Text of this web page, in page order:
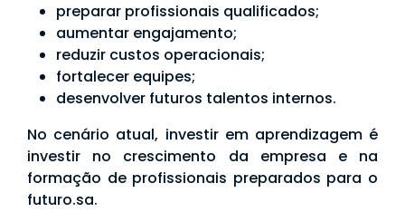
preparar profissionais qualificados;
aumentar engajamento;
reduzir custos operacionais;
fortalecer equipes;
desenvolver futuros talentos internos.
No cenário atual, investir em aprendizagem é
investir no crescimento da empresa e na
formação de profissionais preparados para o
futuro.sa.